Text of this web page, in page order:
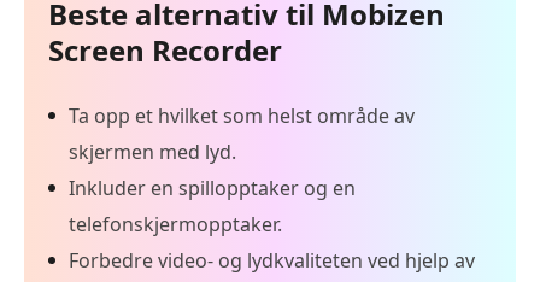
Beste alternativ til Mobizen
Screen Recorder
Ta opp et hvilket som helst område av
skjermen med lyd.
Inkluder en spillopptaker og en
telefonskjermopptaker.
Forbedre video- og lydkvaliteten ved hjelp av